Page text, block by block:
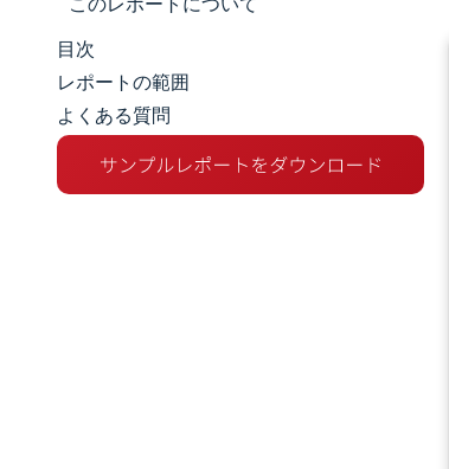
市場規模とシェア
市場分析
トレンドとインサイト
目次
レポートの範囲
よくある質問